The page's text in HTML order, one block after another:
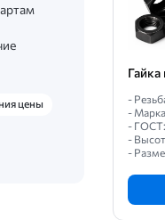
цены
-
-
-
-
-